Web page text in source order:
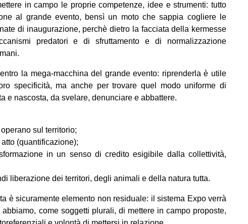
in campo le proprie competenze, idee e strumenti: tutto
al grande evento, bensì un moto che sappia cogliere le
di inaugurazione, perchè dietro la facciata della kermesse
predatori e di sfruttamento e di normalizzazione
la mega-macchina del grande evento: riprenderla è utile
specificità, ma anche per trovare quel modo uniforme di
e nascosta, da svelare, denunciare e abbattere.
sul territorio;
(quantificazione);
in un senso di credito esigibile dalla collettività,
liberazione dei territori, degli animali e della natura tutta.
è sicuramente elemento non residuale: il sistema Expo verrà
come soggetti plurali, di mettere in campo proposte,